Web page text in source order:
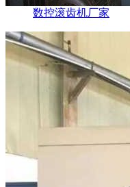
数控滚齿机厂家